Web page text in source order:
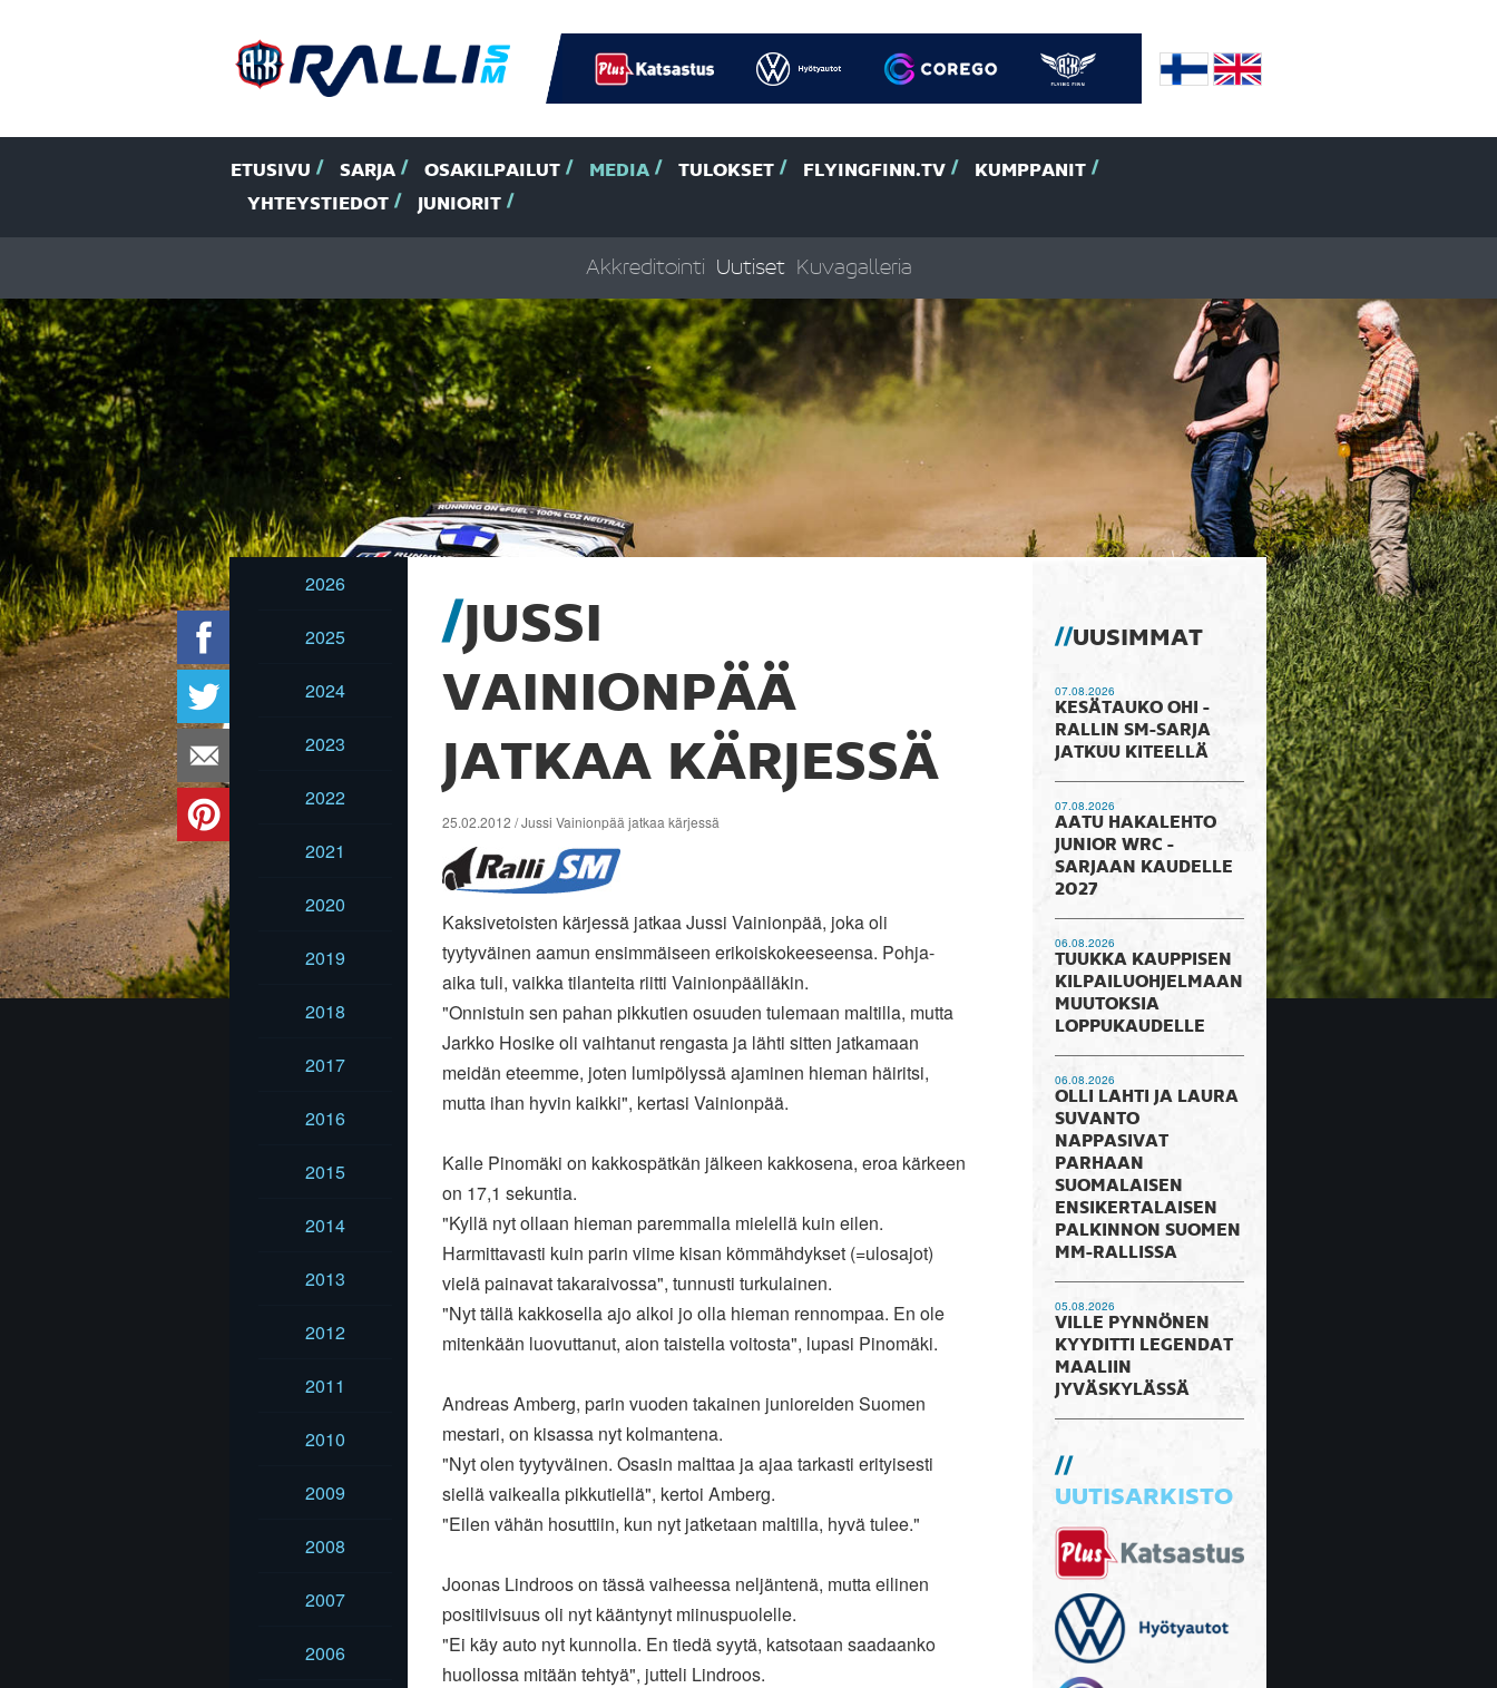
ETUSIVU SARJA OSAKILPAILUT MEDIA TULOKSET FLYINGFINN.TV
KUMPPANIT
YHTEYSTIEDOT
JUNIORIT
Akkreditointi Uutiset Kuvagalleria
2026
2025
2024
2023
2022
2021
2020
2019
2018
2017
2016
2015
2014
2013
2012
2011
2010
2009
2008
2007
2006
JUSSI
VAINIONPÄÄ
JATKAA KÄRJESSÄ
25.02.2012 / Jussi Vainionpää jatkaa kärjessä
Kaksivetoisten kärjessä jatkaa Jussi Vainionpää, joka oli
tyytyväinen aamun ensimmäiseen erikoiskokeeseensa. Pohja-
aika tuli, vaikka tilanteita riitti Vainionpäälläkin.
"Onnistuin sen pahan pikkutien osuuden tulemaan maltilla, mutta
Jarkko Hosike oli vaihtanut rengasta ja lähti sitten jatkamaan
meidän eteemme, joten lumipölyssä ajaminen hieman häiritsi,
mutta ihan hyvin kaikki", kertasi Vainionpää.
Kalle Pinomäki on kakkospätkän jälkeen kakkosena, eroa kärkeen
on 17,1 sekuntia.
"Kyllä nyt ollaan hieman paremmalla mielellä kuin eilen.
Harmittavasti kuin parin viime kisan kömmähdykset (=ulosajot)
vielä painavat takaraivossa", tunnusti turkulainen.
"Nyt tällä kakkosella ajo alkoi jo olla hieman rennompaa. En ole
mitenkään luovuttanut, aion taistella voitosta", lupasi Pinomäki.
Andreas Amberg, parin vuoden takainen junioreiden Suomen
mestari, on kisassa nyt kolmantena.
"Nyt olen tyytyväinen. Osasin malttaa ja ajaa tarkasti erityisesti
siellä vaikealla pikkutiellä", kertoi Amberg.
"Eilen vähän hosuttiin, kun nyt jatketaan maltilla, hyvä tulee."
Joonas Lindroos on tässä vaiheessa neljäntenä, mutta eilinen
positiivisuus oli nyt kääntynyt miinuspuolelle.
"Ei käy auto nyt kunnolla. En tiedä syytä, katsotaan saadaanko
huollossa mitään tehtyä", jutteli Lindroos.
UUSIMMAT
07.08.2026
KESÄTAUKO OHI -
RALLIN SM-SARJA
JATKUU KITEELLÄ
07.08.2026
AATU HAKALEHTO
JUNIOR WRC -
SARJAAN KAUDELLE
2027
06.08.2026
TUUKKA KAUPPISEN
KILPAILUOHJELMAAN
MUUTOKSIA
LOPPUKAUDELLE
06.08.2026
OLLI LAHTI JA LAURA
SUVANTO
NAPPASIVAT
PARHAAN
SUOMALAISEN
ENSIKERTALAISEN
PALKINNON SUOMEN
MM-RALLISSA
05.08.2026
VILLE PYNNÖNEN
KYYDITTI LEGENDAT
MAALIIN
JYVÄSKYLÄSSÄ
UUTISARKISTO